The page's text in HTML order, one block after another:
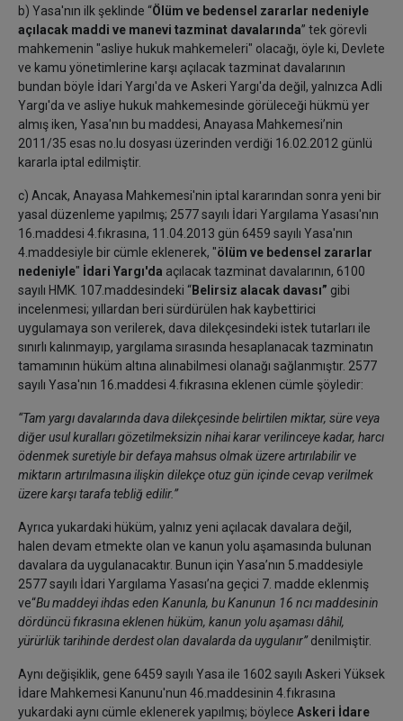
b) Yasa'nın ilk şeklinde “Ölüm ve bedensel zararlar nedeniyle
açılacak maddi ve manevi tazminat davalarında” tek görevli
mahkemenin "asliye hukuk mahkemeleri" olacağı, öyle ki, Devlete
ve kamu yönetimlerine karşı açılacak tazminat davalarının
bundan böyle İdari Yargı'da ve Askeri Yargı'da değil, yalnızca Adli
Yargı'da ve asliye hukuk mahkemesinde görüleceği hükmü yer
almış iken, Yasa'nın bu maddesi, Anayasa Mahkemesi’nin
2011/35 esas no.lu dosyası üzerinden verdiği 16.02.2012 günlü
kararla iptal edilmiştir.
c) Ancak, Anayasa Mahkemesi'nin iptal kararından sonra yeni bir
yasal düzenleme yapılmış; 2577 sayılı İdari Yargılama Yasası'nın
16.maddesi 4.fıkrasına, 11.04.2013 gün 6459 sayılı Yasa'nın
4.maddesiyle bir cümle eklenerek, "ölüm ve bedensel zararlar
nedeniyle" İdari Yargı'da açılacak tazminat davalarının, 6100
sayılı HMK. 107.maddesindeki “Belirsiz alacak davası” gibi
incelenmesi; yıllardan beri sürdürülen hak kaybettirici
uygulamaya son verilerek, dava dilekçesindeki istek tutarları ile
sınırlı kalınmayıp, yargılama sırasında hesaplanacak tazminatın
tamamının hüküm altına alınabilmesi olanağı sağlanmıştır. 2577
sayılı Yasa'nın 16.maddesi 4.fıkrasına eklenen cümle şöyledir:
“Tam yargı davalarında dava dilekçesinde belirtilen miktar, süre veya
diğer usul kuralları gözetilmeksizin nihai karar verilinceye kadar, harcı
ödenmek suretiyle bir defaya mahsus olmak üzere artırılabilir ve
miktarın artırılmasına ilişkin dilekçe otuz gün içinde cevap verilmek
üzere karşı tarafa tebliğ edilir.”
Ayrıca yukardaki hüküm, yalnız yeni açılacak davalara değil,
halen devam etmekte olan ve kanun yolu aşamasında bulunan
davalara da uygulanacaktır. Bunun için Yasa’nın 5.maddesiyle
2577 sayılı İdari Yargılama Yasası’na geçici 7. madde eklenmiş
ve“Bu maddeyi ihdas eden Kanunla, bu Kanunun 16 ncı maddesinin
dördüncü fıkrasına eklenen hüküm, kanun yolu aşaması dâhil,
yürürlük tarihinde derdest olan davalarda da uygulanır”denilmiştir.
Aynı değişiklik, gene 6459 sayılı Yasa ile 1602 sayılı Askeri Yüksek
İdare Mahkemesi Kanunu'nun 46.maddesinin 4.fıkrasına
yukardaki aynı cümle eklenerek yapılmış; böylece Askeri İdare